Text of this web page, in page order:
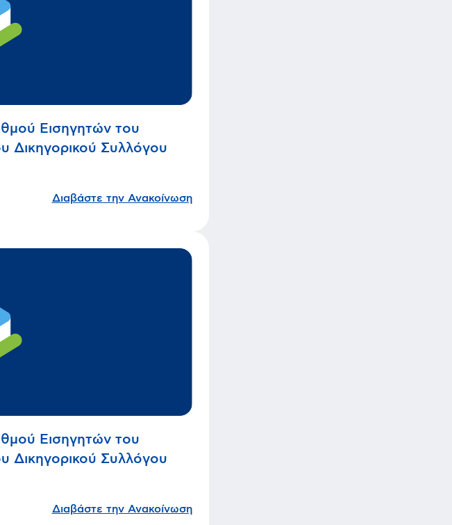
Εισηγητών του
Δικηγορικού Συλλόγου
Διαβάστε την Ανακοίνωση
Εισηγητών του
Δικηγορικού Συλλόγου
Διαβάστε την Ανακοίνωση